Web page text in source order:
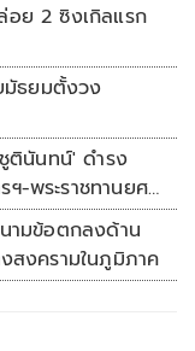
ย 2 ซิงเกิลแรก
มัธยมตั้งวง
ตินันทน์' ดำรง
-พระราชทานยศ
ามข้อตกลงด้าน
สงครามในภูมิภาค